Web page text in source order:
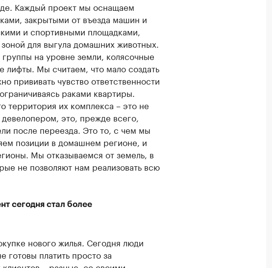
Каждый проект мы оснащаем
закрытыми от въезда машин и
и спортивными площадками,
для выгула домашних животных.
на уровне земли, колясочные
Мы считаем, что мало создать
прививать чувство ответственности
раками квартиры.
территория их комплекса – это не
это, прежде всего,
после переезда. Это то, с чем мы
позиции в домашнем регионе, и
Мы отказываемся от земель, в
не позволяют нам реализовать всю
сегодня стал более
нового жилья. Сегодня люди
платить просто за